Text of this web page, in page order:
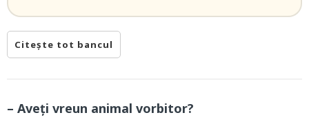
Citește tot bancul
– Aveți vreun animal vorbitor?